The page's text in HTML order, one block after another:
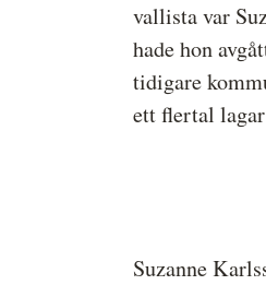
vallista var
hade hon
tidigare
ett flertal
Suzanne